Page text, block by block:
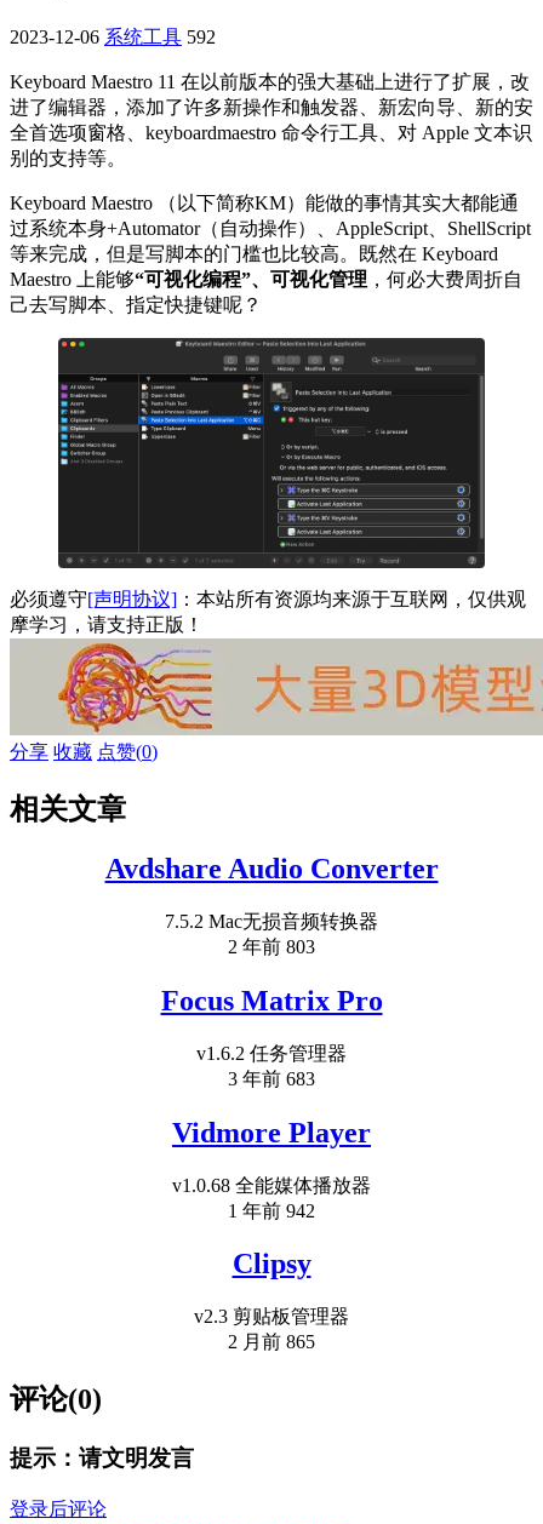
2023-12-06 系统工具 592
Keyboard Maestro 11 在以前版本的强大基础上进行了扩展，改
进了编辑器，添加了许多新操作和触发器、新宏向导、新的安
全首选项窗格、keyboardmaestro 命令行工具、对 Apple 文本识
别的支持等。
Keyboard Maestro （以下简称KM）能做的事情其实大都能通
过系统本身+Automator（自动操作）、AppleScript、ShellScript
等来完成，但是写脚本的门槛也比较高。既然在 Keyboard
Maestro 上能够“可视化编程”、可视化管理 ，何必大费周折自
己去写脚本、指定快捷键呢？
必须遵守[声明协议] ：本站所有资源均来源于互联网，仅供观
摩学习，请支持正版！
分享 收藏 点赞(0)
相关文章
Avdshare Audio Converter
7.5.2 Mac无损音频转换器
2 年前 803
Focus Matrix Pro
v1.6.2 任务管理器
3 年前 683
Vidmore Player
v1.0.68 全能媒体播放器
1 年前 942
Clipsy
v2.3 剪贴板管理器
2 月前 865
评论(0)
提示：请文明发言
登录后评论